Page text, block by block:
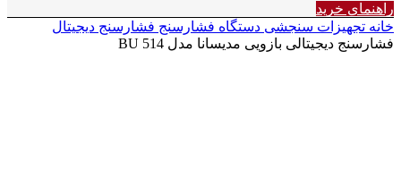
راهنمای خرید
خانه تجهیزات سنجشی دستگاه فشارسنج فشارسنج دیجیتال
فشارسنج دیجیتالی بازویی مدیسانا مدل BU 514